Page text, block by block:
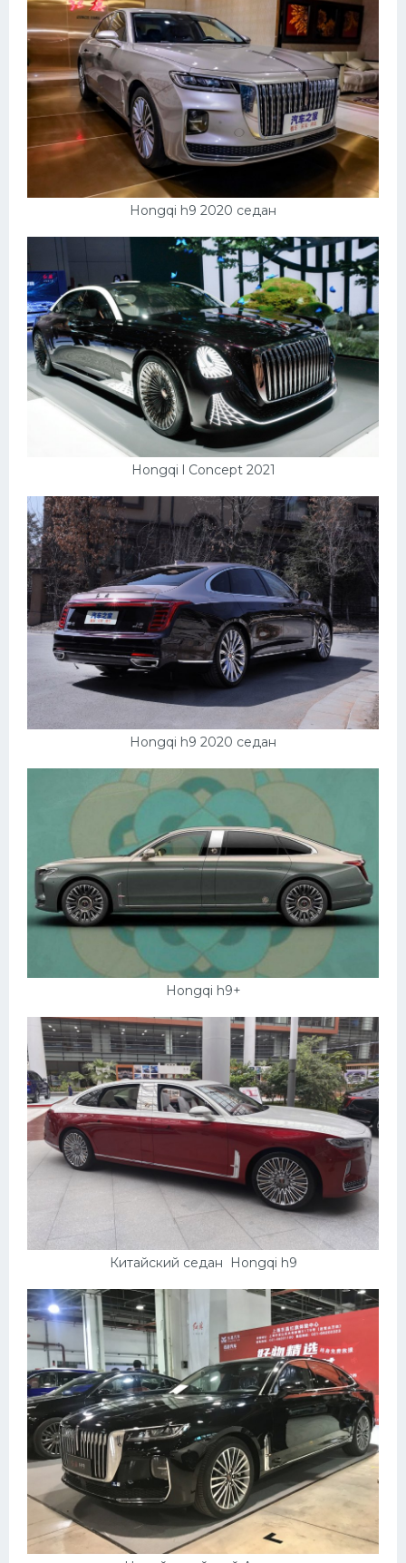
Hongqi h9 2020 седан
Hongqi l Concept 2021
Hongqi h9 2020 седан
Hongqi h9+
Китайский седан Hongqi h9
Велосипеды
Рено
Прогулочные суда
Хендай
Лимузины
Грузовики
Шевроле
УАЗ
Кадиллак
Автокемпер
Мотоциклы
Ямаха
Додж
Ява
Эмблемы
Спецтехника